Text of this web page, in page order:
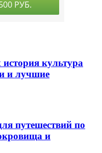
культура
и лучшие
путешествий по
и